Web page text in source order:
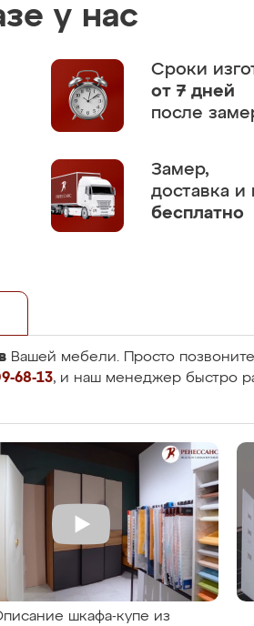
у нас
Сроки
от 7 дней
после
Замер,
доставка и
бесплатно
Вашей мебели. Просто
68-13, и наш менеджер быстро
шкафа-купе из